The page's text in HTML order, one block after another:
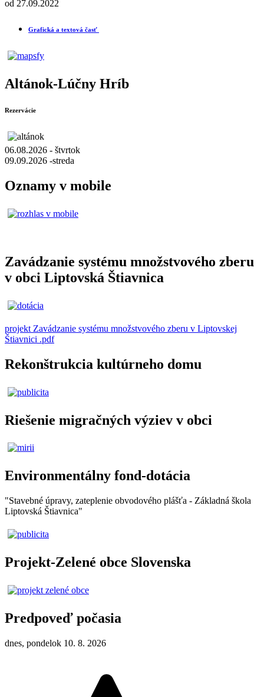
od 27.09.2022
Grafická a textová časť
Altánok-Lúčny Hríb
Rezervácie
06.08.2026 - štvrtok
09.09.2026 -streda
Oznamy v mobile
Zavádzanie systému množstvového zberu
v obci Liptovská Štiavnica
projekt Zavádzanie systému množstvového zberu v Liptovskej
Štiavnici .pdf
Rekonštrukcia kultúrneho domu
Riešenie migračných výziev v obci
Environmentálny fond-dotácia
"Stavebné úpravy, zateplenie obvodového plášťa - Základná škola
Liptovská Štiavnica"
Projekt-Zelené obce Slovenska
Predpoveď počasia
dnes, pondelok 10. 8. 2026